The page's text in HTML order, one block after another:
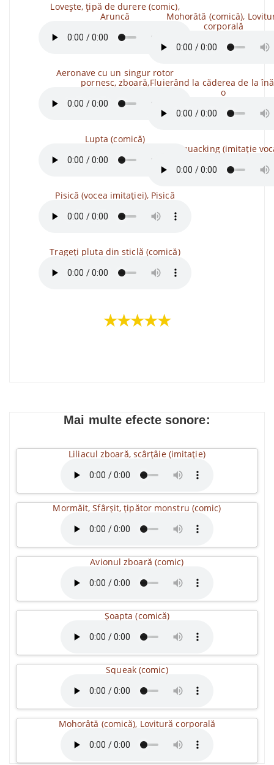
Lovește, țipă de durere (comic),
Aruncă
Aeronave cu un singur rotor
pornesc, zboară,
Lupta (comică)
Pisică (vocea imitației), Pisică
Trageți pluta din sticlă (comică)
Mohorâtă (comică),
corporală
Fluierând la căderea de la
o
Duck quacking (imitație
★★★★★
Mai multe efecte sonore:
Liliacul zboară, scârțâie (imitație)
Mormăit, Sfârșit, țipător monstru (comic)
Avionul zboară (comic)
Șoapta (comică)
Squeak (comic)
Mohorâtă (comică), Lovitură corporală